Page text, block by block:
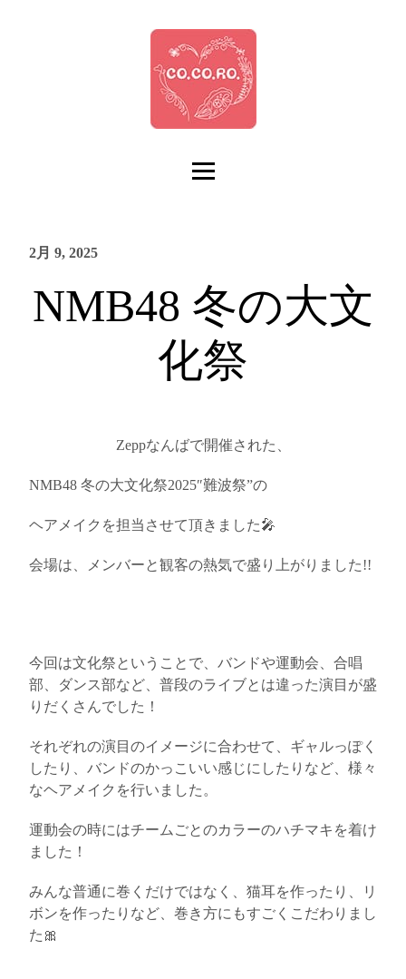
2月 9, 2025
NMB48 冬の大文
化祭
Zeppなんばで開催された、
NMB48 冬の大文化祭2025″難波祭”の
ヘアメイクを担当させて頂きました🎤
会場は、メンバーと観客の熱気で盛り上がりました!!
今回は文化祭ということで、バンドや運動会、合唱
部、ダンス部など、普段のライブとは違った演目が盛
りだくさんでした！
それぞれの演目のイメージに合わせて、ギャルっぽく
したり、バンドのかっこいい感じにしたりなど、様々
なヘアメイクを行いました。
運動会の時にはチームごとのカラーのハチマキを着け
ました！
みんな普通に巻くだけではなく、猫耳を作ったり、リ
ボンを作ったりなど、巻き方にもすごくこだわりまし
た🎀